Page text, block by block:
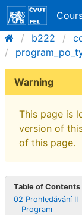
b222
Warning
This page is
version of
of this page.
Table of Contents
02 Prohledávání II
Program